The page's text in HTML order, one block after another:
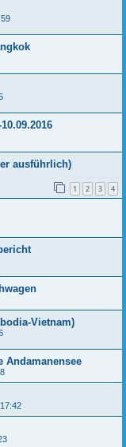
ausführlich)
1 2 3 4
Vietnam)
Andamanensee